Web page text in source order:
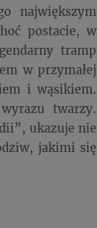
największym
postacie, w
tramp
w przymałej
i wąsikiem.
twarzy.
ukazuje nie
jakimi się